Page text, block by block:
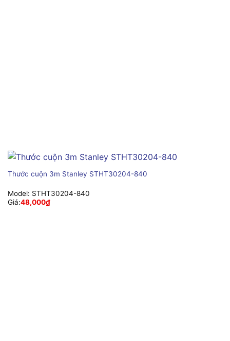
Thước cuộn 3m Stanley STHT30204-840
Model: STHT30204-840
Giá:48,000₫